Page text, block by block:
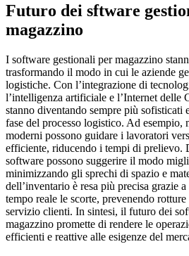
Futuro dei sftware
magazzino
I software gestionali per magazzino
trasformando il modo in cui le aziende
logistiche. Con l’integrazione di
l’intelligenza artificiale e l’Internet delle
stanno diventando sempre più sofisticati
fase del processo logistico. Ad esempio,
moderni possono guidare i lavoratori
efficiente, riducendo i tempi di prelievo.
software possono suggerire il modo
minimizzando gli sprechi di spazio e
dell’inventario è resa più precisa grazie
tempo reale le scorte, prevenendo
servizio clienti. In sintesi, il futuro dei
magazzino promette di rendere le
efficienti e reattive alle esigenze del